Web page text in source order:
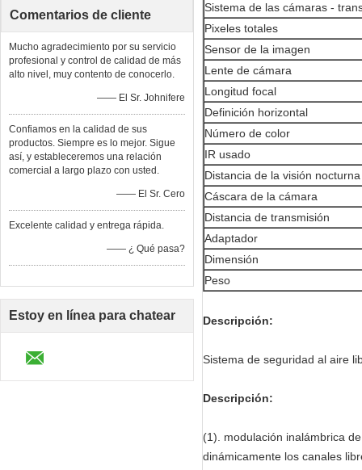
Comentarios de cliente
Mucho agradecimiento por su servicio
profesional y control de calidad de más
alto nivel, muy contento de conocerlo.
—— El Sr. Johnifere
Confiamos en la calidad de sus
productos. Siempre es lo mejor. Sigue
así, y estableceremos una relación
comercial a largo plazo con usted.
—— El Sr. Cero
Excelente calidad y entrega rápida.
—— ¿ Qué pasa?
Estoy en línea para chatear
Sistema de las cámaras -
Pixeles totales
Sensor de la imagen
Lente de cámara
Longitud focal
Definición horizontal
Número de color
IR usado
Distancia de la visión nocturna
Cáscara de la cámara
Distancia de transmisión
Adaptador
Dimensión
Peso
Descripción:
Sistema de seguridad al aire
Descripción:
(1). modulación inalámbrica
dinámicamente los canales